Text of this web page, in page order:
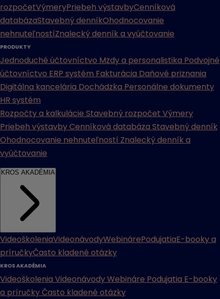
rozpočetVýmeryPriebeh výstavbyCenníková
databázaStavebný denníkOhodnocovanie
nehnuteľnostíZnalecký denník a vyúčtovanie
PRODUKTY
Jednoduché účtovníctvo Mzdy a personalistika Podvojné
účtovníctvo ERP systém Fakturácia Daňové priznania
Digitálna kancelária Dochádzka Personálne dokumenty
HR systém
Rozpočty a kalkulácie Stavebný rozpočet Výmery
Priebeh výstavbyCenníková databáza Stavebný denník
Ohodnocovanie nehnuteľností Znalecký denník a
vyúčtovanie
KROS AKADÉMIA
VideoškoleniaVideonávodyWebinárePodujatiaE-booky a
príručkyČasto kladené otázky
KROS AKADÉMIA
Videoškolenia VideonávodyWebináre Podujatia E-booky
a príručkyČasto kladené otázky